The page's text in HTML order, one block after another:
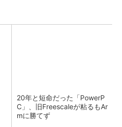
20年と短命だった「PowerP
C」、旧Freescaleが粘るもAr
mに勝てず